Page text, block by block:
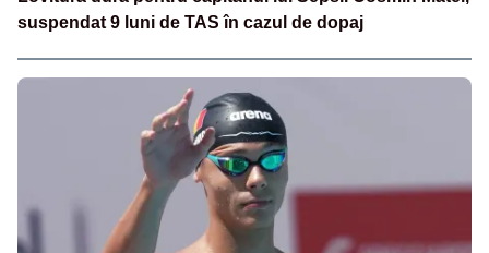
suspendat 9 luni de TAS în cazul de dopaj